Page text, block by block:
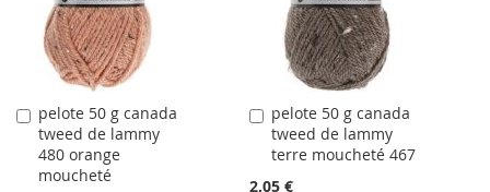
D'ACHATS
D'ACHATS
pelote 50 g canada
tweed de lammy
480 orange
moucheté
Ajouter
au
panier
pelote 50 g canada
tweed de lammy
terre moucheté 467
2,05 €
Ajouter
au
panier